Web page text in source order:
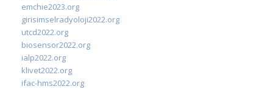
emchie2023.org
girisimselradyoloji2022.org
utcd2022.org
biosensor2022.org
ialp2022.org
klivet2022.org
ifac-hms2022.org